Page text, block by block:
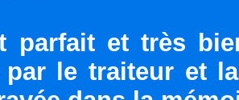
parfait et très
par le traiteur et